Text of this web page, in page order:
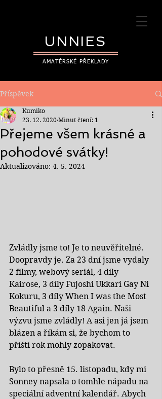
UNNIES
AMATÉRSKÉ PŘEKLADY
Příspěvek
Přejeme všem krásné a
pohodové svátky!
Kumiko
23. 12. 2020 Minut čtení: 1
Aktualizováno: 4. 5. 2024
Zvládly jsme to! Je to neuvěřitelné.
Doopravdy je. Za 23 dní jsme vydaly
2 filmy, webový seriál, 4 díly
Kairose, 3 díly Fujoshi Ukkari Gay Ni
Kokuru, 3 díly When I was the Most
Beautiful a 3 díly 18 Again. Naši
výzvu jsme zvládly! A asi jen já jsem
blázen a říkám si, že bychom to
příští rok mohly zopakovat.
Bylo to přesně 15. listopadu, kdy mi
Sonney napsala o tomhle nápadu na
speciální adventní kalendář. Abych